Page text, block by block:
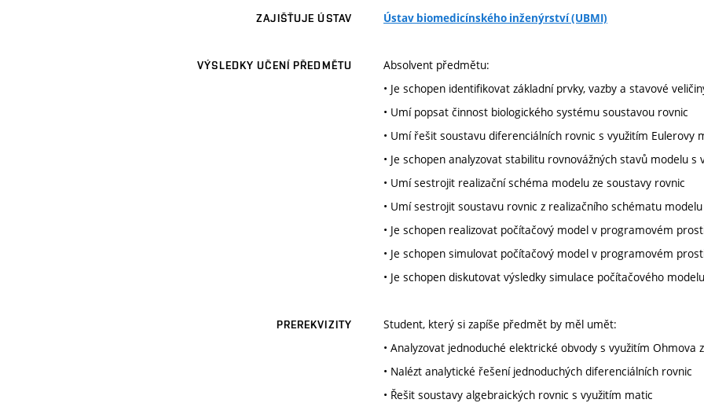
ZAJIŠŤUJE ÚSTAV Ústav biomedicínského inženýrství (UBMI)
VÝSLEDKY UČENÍ PŘEDMĚTU
Absolvent předmětu:
• Je schopen identifikovat základní prvky, vazby a stavové
• Umí popsat činnost biologického systému soustavou rovnic
• Umí řešit soustavu diferenciálních rovnic s využitím Eulerovy
• Je schopen analyzovat stabilitu rovnovážných stavů modelu s
• Umí sestrojit realizační schéma modelu ze soustavy rovnic
• Umí sestrojit soustavu rovnic z realizačního schématu modelu
• Je schopen realizovat počítačový model v programovém
• Je schopen simulovat počítačový model v programovém
• Je schopen diskutovat výsledky simulace počítačového modelu
PREREKVIZITY
Student, který si zapíše předmět by měl umět:
• Analyzovat jednoduché elektrické obvody s využitím Ohmova
• Nalézt analytické řešení jednoduchých diferenciálních rovnic
• Řešit soustavy algebraických rovnic s využitím matic